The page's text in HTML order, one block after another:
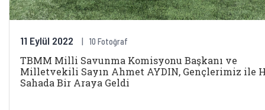
11 Eylül 2022 10 Fotoğraf
TBMM Milli Savunma Komisyonu Başkanı ve
Milletvekili Sayın Ahmet AYDIN, Gençlerimiz ile
Sahada Bir Araya Geldi